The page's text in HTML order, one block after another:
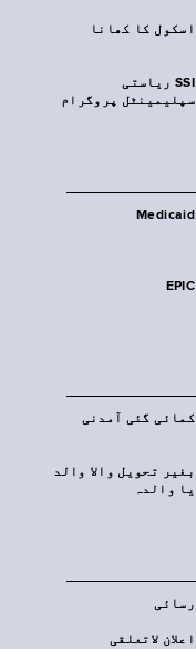
اسکول کا کھانا
SSI ریاستی
سپلیمینٹل پروگرام
Medicaid
EPIC
کمائی گئی آمدنی
بغیر تحویل والا والد
یا والدہ
رسائی
اعلان لاتعلقی